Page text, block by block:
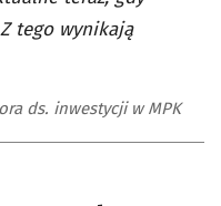
tego wynikają
ds. inwestycji w MPK